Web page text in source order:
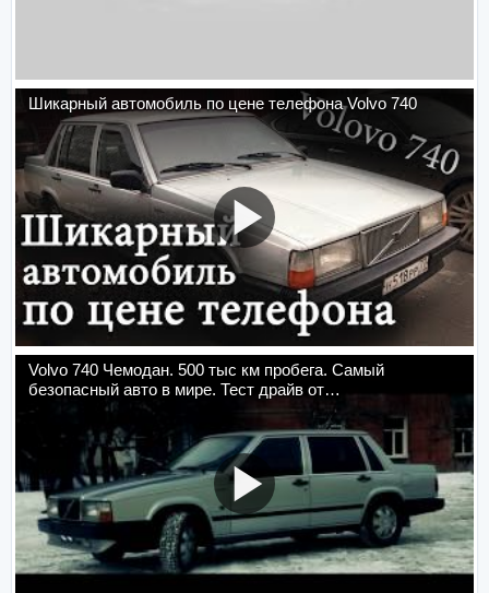
Шикарный автомобиль по цене телефона Volvo 740
Volvo 740 Чемодан. 500 тыс км пробега. Самый
безопасный авто в мире. Тест драйв от…